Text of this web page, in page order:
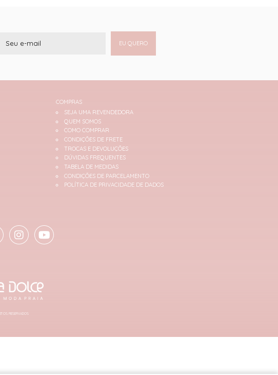
EU QUERO
COMPRAS
SEJA UMA REVENDEDORA
QUEM SOMOS
COMO COMPRAR
CONDIÇÕES DE FRETE
TROCAS E DEVOLUÇÕES
DÚVIDAS FREQUENTES
TABELA DE MEDIDAS
CONDIÇÕES DE PARCELAMENTO
POLÍTICA DE PRIVACIDADE DE DADOS
RESERVADOS